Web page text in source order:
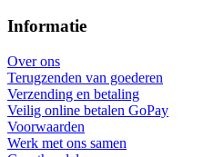
Informatie
Over ons
Terugzenden van goederen
Verzending en betaling
Veilig online betalen GoPay
Voorwaarden
Werk met ons samen